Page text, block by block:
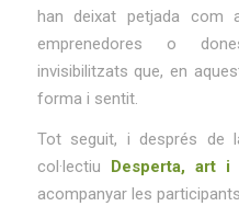
han deixat petjada com
emprenedores o
invisibilitzats que, en
forma i sentit.
Tot seguit, i després de
col·lectiu
Desperta, art
acompanyar les